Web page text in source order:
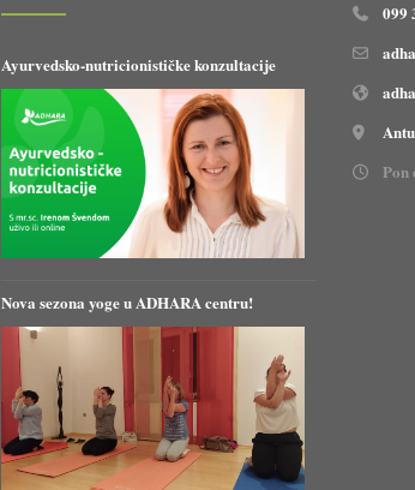
Ayurvedsko-nutricionističke konzultacije
Nova sezona yoge u ADHARA centru!
099
Pon